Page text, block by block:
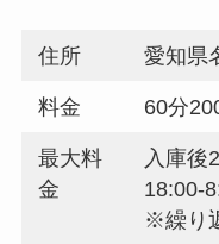
住所 愛知県
料金 60分
最大料
金
入庫後
18:00-
※繰り